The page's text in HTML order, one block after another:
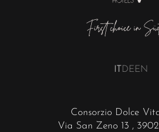
Consorzio Dolce
Via San Zeno 13 ,
DEEN